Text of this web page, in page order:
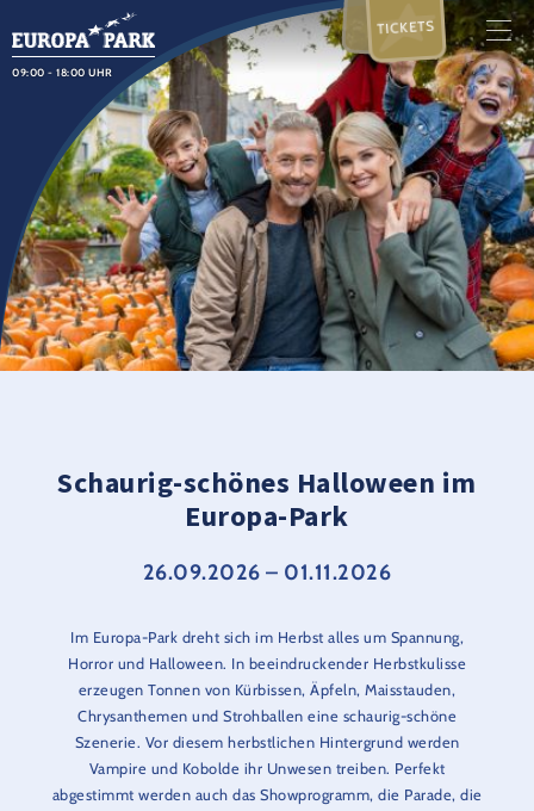
09:00 - 18:00 UHR
TICKETS
Schaurig-schönes Halloween im
Europa-Park
26.09.2026 – 01.11.2026
Im Europa-Park dreht sich im Herbst alles um Spannung,
Horror und Halloween. In beeindruckender Herbstkulisse
erzeugen Tonnen von Kürbissen, Äpfeln, Maisstauden,
Chrysanthemen und Strohballen eine schaurig-schöne
Szenerie. Vor diesem herbstlichen Hintergrund werden
Vampire und Kobolde ihr Unwesen treiben. Perfekt
abgestimmt werden auch das Showprogramm, die Parade, die